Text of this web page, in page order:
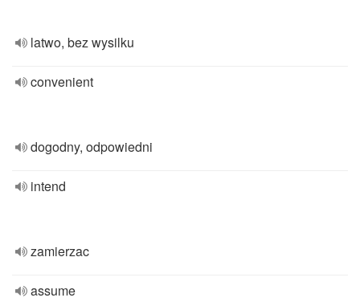
latwo, bez wysilku
convenient
dogodny, odpowiedni
intend
zamierzac
assume